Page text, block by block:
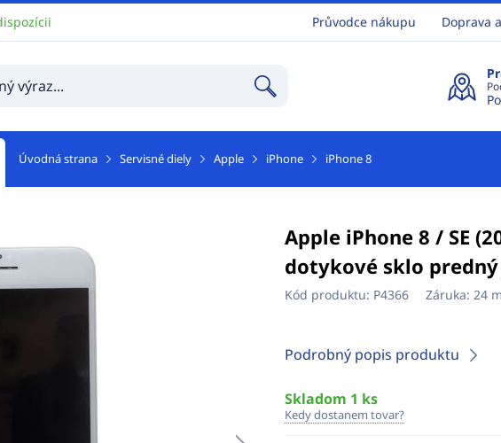
Průvodce nákupu Doprava
Úvodná strana Servisné diely Apple iPhone iPhone 8
Apple iPhone 8 / SE
dotykové sklo
Kód produktu: P4366 Záruka: 24
Podrobný popis produktu
Skladom 1 ks
Kedy dostanem tovar?